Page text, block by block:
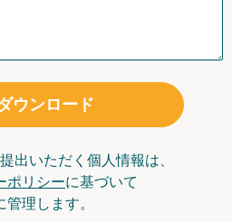
ウンロード
出いただく個人情報は、
ポリシーに基づいて
管理します。